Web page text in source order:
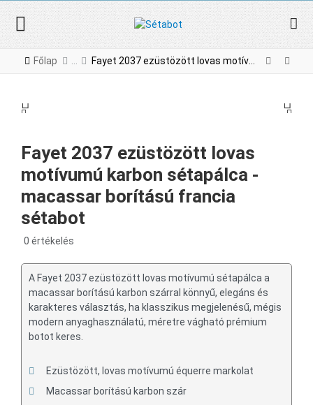
Főlap Fayet 2037 ezüstözött lovas motívumú karbon sétapálca - macassar borítású francia sétabot
Fayet 2037 ezüstözött lovas
motívumú karbon sétapálca -
macassar borítású francia
sétabot
0 értékelés
A Fayet 2037 ezüstözött lovas motívumú sétapálca a
macassar borítású karbon szárral könnyű, elegáns és
karakteres választás, ha klasszikus megjelenésű, mégis
modern anyaghasználatú, méretre vágható prémium
botot keres.
Ezüstözött, lovas motívumú équerre markolat
Macassar borítású karbon szár